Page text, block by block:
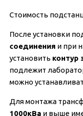
Стоимость
После установки
соединения и при
установить контур
подлежит
можно
Для монтажа
1000кВа и выше